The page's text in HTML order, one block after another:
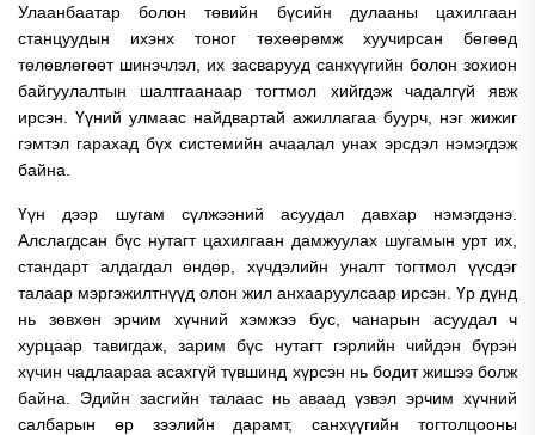
Улаанбаатар болон төвийн бүсийн дулааны цахилгаан
станцуудын ихэнх тоног төхөөрөмж хуучирсан бөгөөд
төлөвлөгөөт шинэчлэл, их засварууд санхүүгийн болон зохион
байгуулалтын шалтгаанаар тогтмол хийгдэж чадалгүй явж
ирсэн. Үүний улмаас найдвартай ажиллагаа буурч, нэг жижиг
гэмтэл гарахад бүх системийн ачаалал унах эрсдэл нэмэгдэж
байна.
Үүн дээр шугам сүлжээний асуудал давхар нэмэгдэнэ.
Алслагдсан бүс нутагт цахилгаан дамжуулах шугамын урт их,
стандарт алдагдал өндөр, хүчдэлийн уналт тогтмол үүсдэг
талаар мэргэжилтнүүд олон жил анхааруулсаар ирсэн. Үр дүнд
нь зөвхөн эрчим хүчний хэмжээ бус, чанарын асуудал ч
хурцаар тавигдаж, зарим бүс нутагт гэрлийн чийдэн бүрэн
хүчин чадлаараа асахгүй түвшинд хүрсэн нь бодит жишээ болж
байна. Эдийн засгийн талаас нь аваад үзвэл эрчим хүчний
салбарын өр зээлийн дарамт, санхүүгийн тогтолцооны